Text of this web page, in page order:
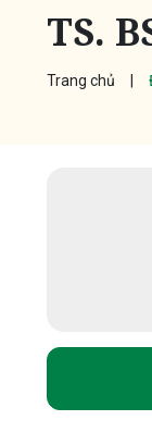
TS.
Trang chủ